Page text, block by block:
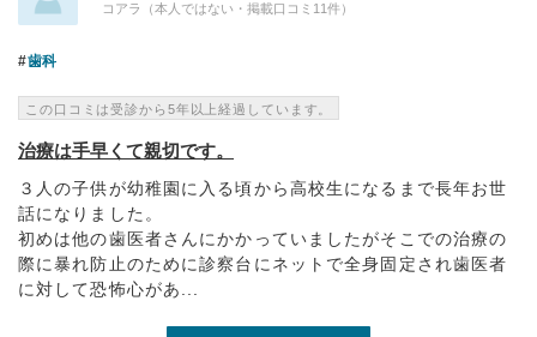
コアラ（本人ではない・掲載口コミ11件）
歯科
この口コミは受診から5年以上経過しています。
治療は手早くて親切です。
３人の子供が幼稚園に入る頃から高校生になるまで長年お世
話になりました。
初めは他の歯医者さんにかかっていましたがそこでの治療の
際に暴れ防止のために診察台にネットで全身固定され歯医者
に対して恐怖心があ...